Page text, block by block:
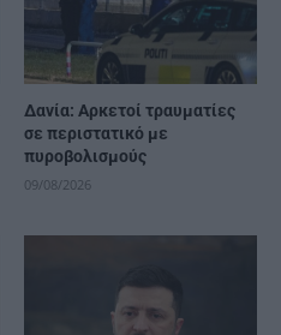
Δανία: Αρκετοί τραυματίες
σε περιστατικό με
πυροβολισμούς
09/08/2026